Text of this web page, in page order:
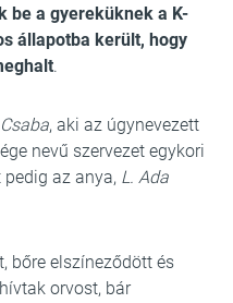
be a gyereküknek a K-
állapotba került, hogy
.
, aki az úgynevezett
nevű szervezet egykori
az anya, L. Ada
bőre elszíneződött és
orvost, bár